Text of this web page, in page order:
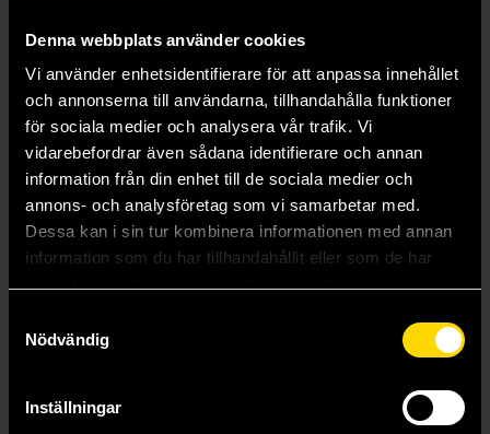
Denna webbplats använder cookies
Vi använder enhetsidentifierare för att anpassa innehållet
och annonserna till användarna, tillhandahålla funktioner
för sociala medier och analysera vår trafik. Vi
vidarebefordrar även sådana identifierare och annan
information från din enhet till de sociala medier och
annons- och analysföretag som vi samarbetar med.
Dessa kan i sin tur kombinera informationen med annan
information som du har tillhandahållit eller som de har
Nödvändig
Inställningar
229 kr